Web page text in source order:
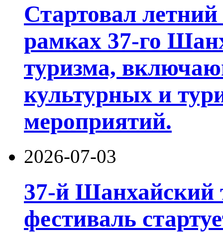
Стартовал
рамках 37-го
туризма,
культурных и
мероприятий.
2026-07-03
37-й Шанхайский
фестиваль